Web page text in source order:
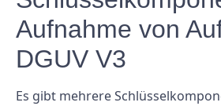
Aufnahme von
DGUV V3
Es gibt mehrere